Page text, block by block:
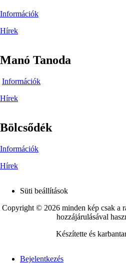
Információk
Hírek
Manó Tanoda
Információk
Hírek
Bölcsődék
Információk
Hírek
Footer
Süti beállítások
Copyright © 2026 minden kép csak a
hozzájárulásával
Készítette és
Bejelentkezés